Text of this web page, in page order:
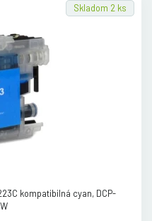
Skladom 2 ks
kompatibilná cyan, DCP-